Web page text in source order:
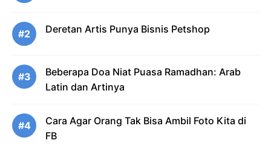
#2 Deretan Artis Punya Bisnis Petshop
#3
Beberapa Doa Niat Puasa Ramadhan: Arab
Latin dan Artinya
#4
Cara Agar Orang Tak Bisa Ambil Foto Kita di
FB